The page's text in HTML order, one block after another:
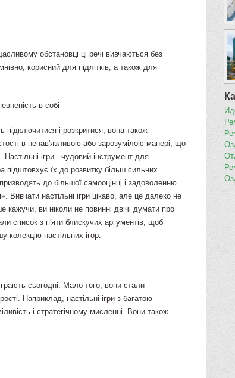
обстановці ці речі вивчаються без
корисний для підлітків, а також для
в собі
підключитися і розкритися, вона також
в ненав'язливою або зарозумілою манері, що
ігри - чудовий інструмент для
підштовхує їх до розвитку більш сильних
призводять до більшої самооцінці і задоволенню
Вивчати настільні ігри цікаво, але це далеко не
кажучи, ви ніколи не повинні двічі думати про
список з п'яти блискучих аргументів, щоб
колекцію настільних ігор.
сьогодні. Мало того, вони стали
Наприклад, настільні ігри з багатою
і стратегічному мисленні. Вони також